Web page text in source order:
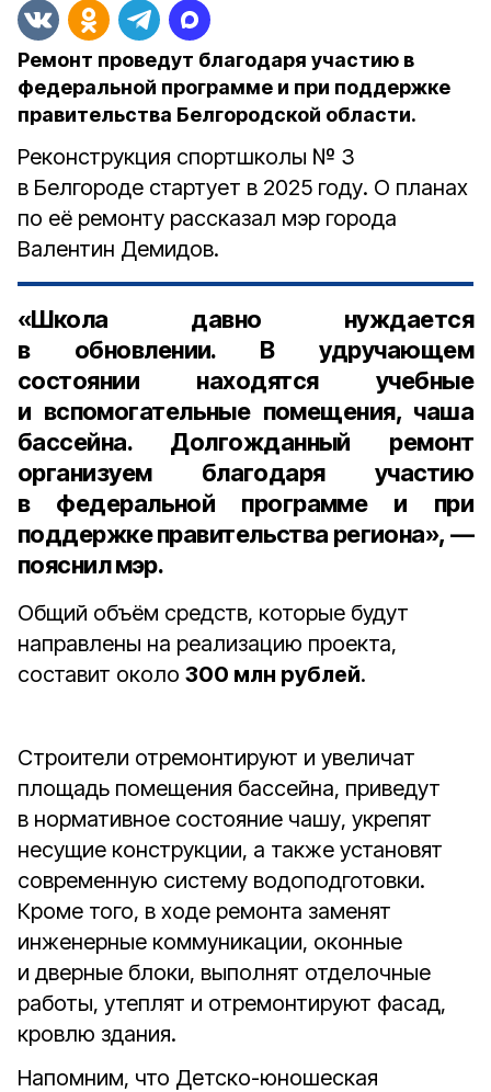
Ремонт проведут благодаря участию в
федеральной программе и при поддержке
правительства Белгородской области.
Реконструкция спортшколы № 3
в Белгороде стартует в 2025 году. О планах
по её ремонту рассказал мэр города
Валентин Демидов.
«Школа давно нуждается
в обновлении. В удручающем
состоянии находятся учебные
и вспомогательные помещения, чаша
бассейна. Долгожданный ремонт
организуем благодаря участию
в федеральной программе и при
поддержке правительства региона», —
пояснил мэр.
Общий объём средств, которые будут
направлены на реализацию проекта,
составит около 300 млн рублей.
Строители отремонтируют и увеличат
площадь помещения бассейна, приведут
в нормативное состояние чашу, укрепят
несущие конструкции, а также установят
современную систему водоподготовки.
Кроме того, в ходе ремонта заменят
инженерные коммуникации, оконные
и дверные блоки, выполнят отделочные
работы, утеплят и отремонтируют фасад,
кровлю здания.
Напомним, что Детско-юношеская